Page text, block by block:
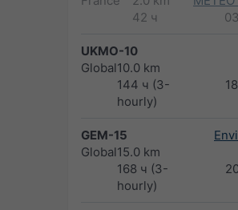
42 ч
UKMO-10
Global10.0 km
144 ч (3-
hourly)
GEM-15
Global15.0 km
168 ч (3-
hourly)